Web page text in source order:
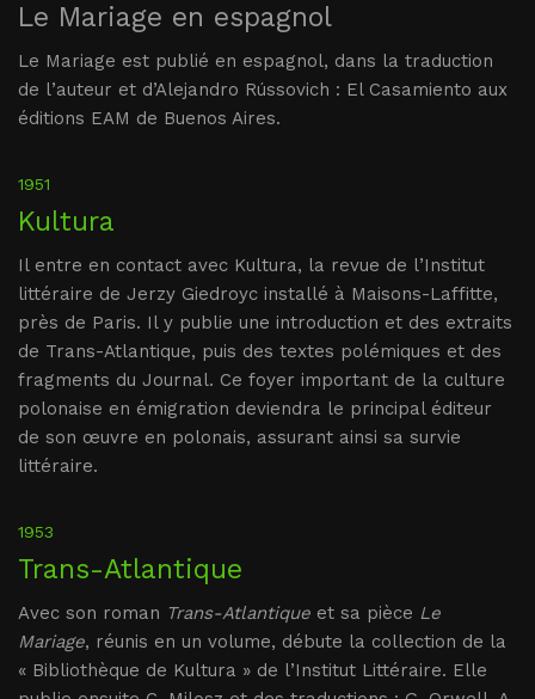
Le Mariage en espagnol
Le Mariage est publié en espagnol, dans la traduction
de l’auteur et d’Alejandro Rússovich : El Casamiento aux
éditions EAM de Buenos Aires.
1951
Kultura
Il entre en contact avec Kultura, la revue de l’Institut
littéraire de Jerzy Giedroyc installé à Maisons-Laffitte,
près de Paris. Il y publie une introduction et des extraits
de Trans-Atlantique, puis des textes polémiques et des
fragments du Journal. Ce foyer important de la culture
polonaise en émigration deviendra le principal éditeur
de son œuvre en polonais, assurant ainsi sa survie
littéraire.
1953
Trans-Atlantique
Avec son roman Trans-Atlantique et sa pièce Le
Mariage, réunis en un volume, débute la collection de la
« Bibliothèque de Kultura » de l’Institut Littéraire. Elle